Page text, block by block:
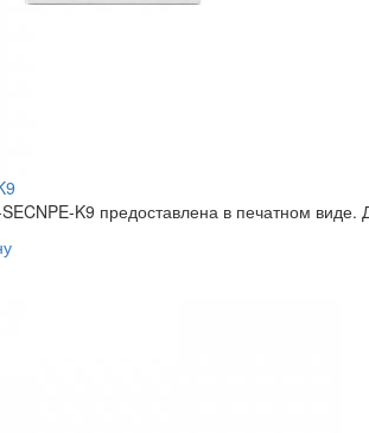
K9 предоставлена в печатном